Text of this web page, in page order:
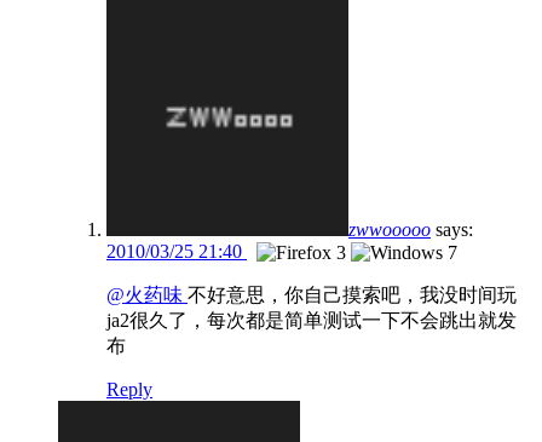
zwwooooo says:
2010/03/25 21:40
@火药味 不好意思，你自己摸索吧，我没时间玩
ja2很久了，每次都是简单测试一下不会跳出就发
布
Reply